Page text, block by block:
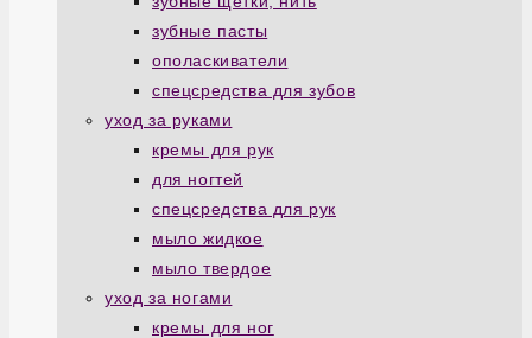
зубные пасты
ополаскиватели
спецсредства для зубов
уход за руками
кремы для рук
для ногтей
спецсредства для рук
мыло жидкое
мыло твердое
уход за ногами
кремы для ног